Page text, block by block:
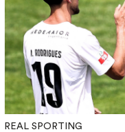
REAL SPORTING